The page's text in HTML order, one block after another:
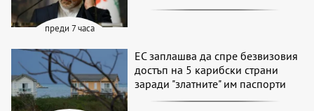
преди 7 часа
ЕС заплашва да спре безвизовия
достъп на 5 карибски страни
заради "златните" им паспорти